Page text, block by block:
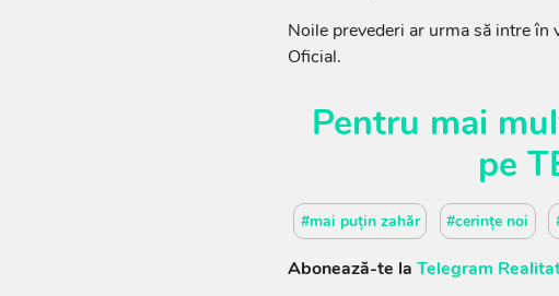
Noile prevederi ar urma să intre
Oficial.
Pentru mai
pe
#mai puțin zahăr #cerințe noi
Abonează-te la Telegram